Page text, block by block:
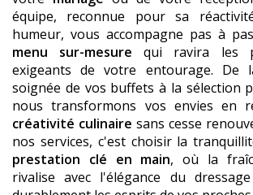
équipe, reconnue pour sa
humeur, vous accompagne pas à
menu sur-mesure qui ravira les
exigeants de votre entourage. De
soignée de vos buffets à la sélection
nous transformons vos envies en
créativité culinaire sans cesse
nos services, c'est choisir la
prestation clé en main, où la
rivalise avec l'élégance du